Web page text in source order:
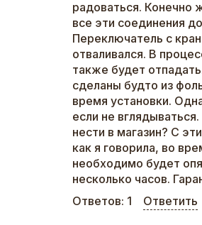
радоваться. Конечно
все эти соединения
Переключатель с
отваливался. В
также будет
сделаны будто из
время установки.
если не
нести в магазин? С
как я говорила, во
необходимо будет
несколько часов.
Ответов: 1 Ответить